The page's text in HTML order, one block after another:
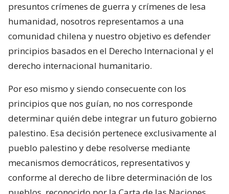
presuntos crímenes de guerra y crímenes de lesa
humanidad, nosotros representamos a una
comunidad chilena y nuestro objetivo es defender
principios basados en el Derecho Internacional y el
derecho internacional humanitario.
Por eso mismo y siendo consecuente con los
principios que nos guían, no nos corresponde
determinar quién debe integrar un futuro gobierno
palestino. Esa decisión pertenece exclusivamente al
pueblo palestino y debe resolverse mediante
mecanismos democráticos, representativos y
conforme al derecho de libre determinación de los